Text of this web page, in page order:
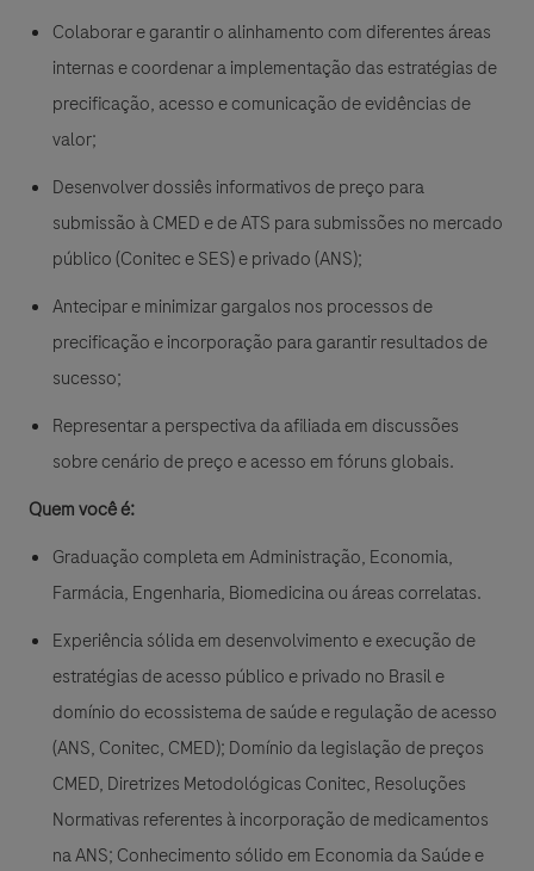
Colaborar e garantir o alinhamento com diferentes áreas
internas e coordenar a implementação das estratégias de
precificação, acesso e comunicação de evidências de
valor;
Desenvolver dossiês informativos de preço para
submissão à CMED e de ATS para submissões no mercado
público (Conitec e SES) e privado (ANS);
Antecipar e minimizar gargalos nos processos de
precificação e incorporação para garantir resultados de
sucesso;
Representar a perspectiva da afiliada em discussões
sobre cenário de preço e acesso em fóruns globais.
Quem você é:
Graduação completa em Administração, Economia,
Farmácia, Engenharia, Biomedicina ou áreas correlatas.
Experiência sólida em desenvolvimento e execução de
estratégias de acesso público e privado no Brasil e
domínio do ecossistema de saúde e regulação de acesso
(ANS, Conitec, CMED); Domínio da legislação de preços
CMED, Diretrizes Metodológicas Conitec, Resoluções
Normativas referentes à incorporação de medicamentos
na ANS; Conhecimento sólido em Economia da Saúde e